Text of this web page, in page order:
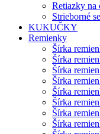
Retiazky na
Strieborné
KUKUČKY
Remienky
Šírka
Šírka
Šírka
Šírka
Šírka
Šírka
Šírka
Šírka